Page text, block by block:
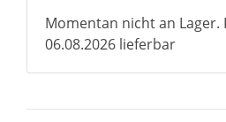
Momentan nicht an Lager.
06.08.2026 lieferbar